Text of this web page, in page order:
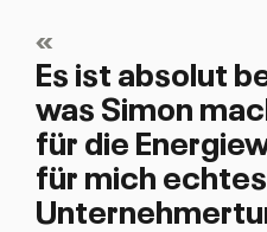
«
Es ist absolut
was Simon
für die
für mich echtes